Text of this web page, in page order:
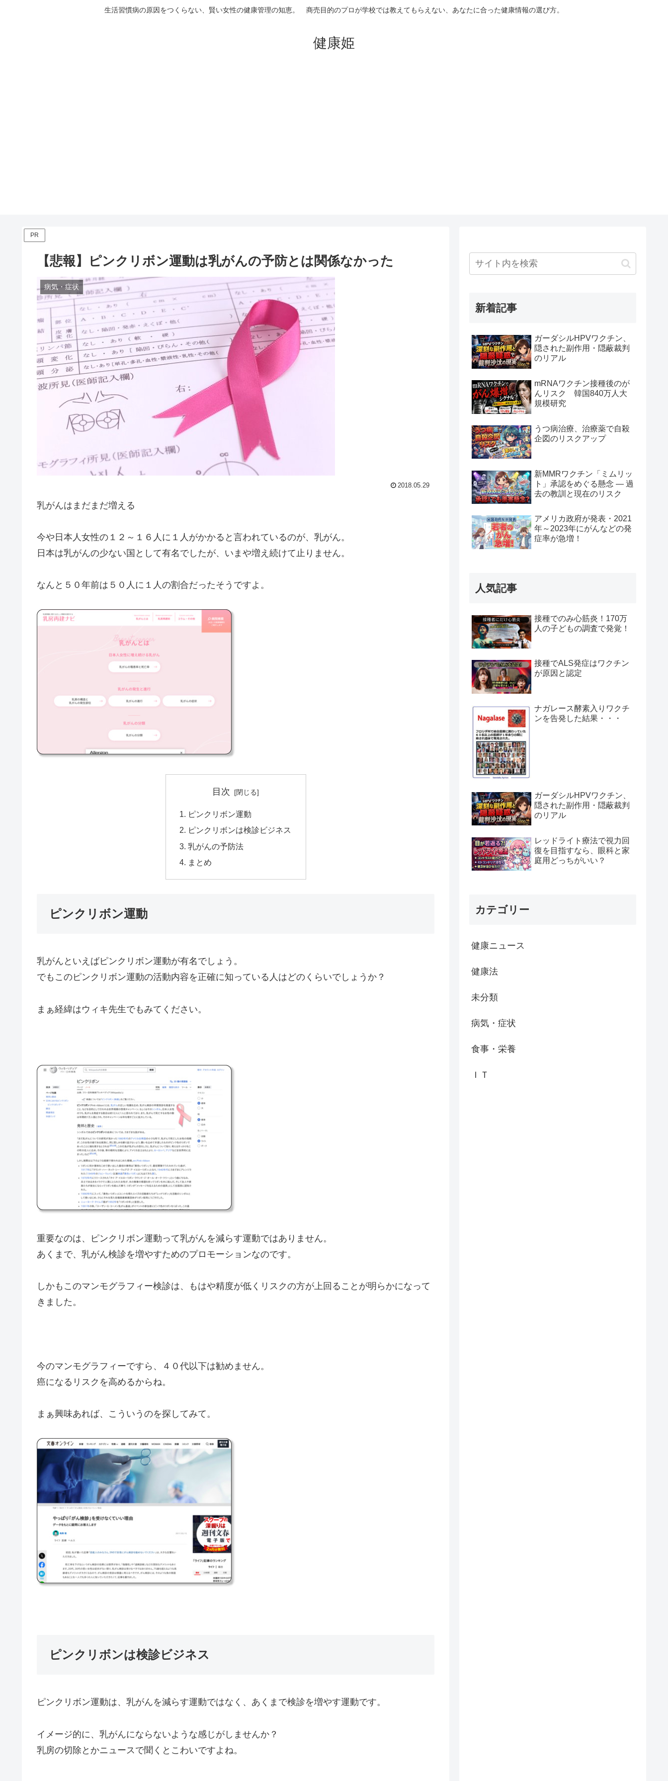
生活習慣病の原因をつくらない、賢い女性の健康管理の知恵。 商売目的のプロが学校では教えてもらえない、あなたに合った健康情報の選び方。
健康姫
PR
【悲報】ピンクリボン運動は乳がんの予防とは関係なかった
病気・症状
2018.05.29
乳がんはまだまだ増える
今や日本人女性の１２～１６人に１人がかかると言われているのが、乳がん。
日本は乳がんの少ない国として有名でしたが、いまや増え続けて止りません。
なんと５０年前は５０人に１人の割合だったそうですよ。
目次
ピンクリボン運動
ピンクリボンは検診ビジネス
乳がんの予防法
まとめ
ピンクリボン運動
乳がんといえばピンクリボン運動が有名でしょう。
でもこのピンクリボン運動の活動内容を正確に知っている人はどのくらいでしょうか？
まぁ経緯はウィキ先生でもみてください。
重要なのは、ピンクリボン運動って乳がんを減らす運動ではありません。
あくまで、乳がん検診を増やすためのプロモーションなのです。
しかもこのマンモグラフィー検診は、もはや精度が低くリスクの方が上回ることが明らかになって
きました。
今のマンモグラフィーですら、４０代以下は勧めません。
癌になるリスクを高めるからね。
まぁ興味あれば、こういうのを探してみて。
ピンクリボンは検診ビジネス
ピンクリボン運動は、乳がんを減らす運動ではなく、あくまで検診を増やす運動です。
イメージ的に、乳がんにならないような感じがしませんか？
乳房の切除とかニュースで聞くとこわいですよね。
新着記事
ガーダシルHPVワクチン、
隠された副作用・隠蔽裁判
のリアル
mRNAワクチン接種後のが
んリスク 韓国840万人大
規模研究
うつ病治療、治療薬で自殺
企図のリスクアップ
新MMRワクチン「ミムリッ
ト」承認をめぐる懸念 — 過
去の教訓と現在のリスク
アメリカ政府が発表・2021
年～2023年にがんなどの発
症率が急増！
人気記事
接種でのみ心筋炎！170万
人の子どもの調査で発覚！
接種でALS発症はワクチン
が原因と認定
ナガレース酵素入りワクチ
ンを告発した結果・・・
ガーダシルHPVワクチン、
隠された副作用・隠蔽裁判
のリアル
レッドライト療法で視力回
復を目指すなら、眼科と家
庭用どっちがいい？
カテゴリー
健康ニュース
健康法
未分類
病気・症状
食事・栄養
ＩＴ